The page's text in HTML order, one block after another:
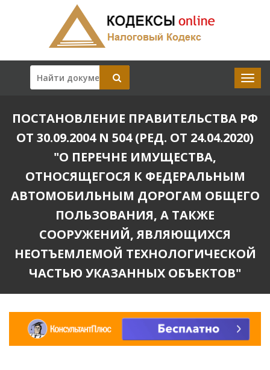
ПОСТАНОВЛЕНИЕ ПРАВИТЕЛЬСТВА РФ
ОТ 30.09.2004 N 504 (РЕД. ОТ 24.04.2020)
"О ПЕРЕЧНЕ ИМУЩЕСТВА,
ОТНОСЯЩЕГОСЯ К ФЕДЕРАЛЬНЫМ
АВТОМОБИЛЬНЫМ ДОРОГАМ ОБЩЕГО
ПОЛЬЗОВАНИЯ, А ТАКЖЕ
СООРУЖЕНИЙ, ЯВЛЯЮЩИХСЯ
НЕОТЪЕМЛЕМОЙ ТЕХНОЛОГИЧЕСКОЙ
ЧАСТЬЮ УКАЗАННЫХ ОБЪЕКТОВ"